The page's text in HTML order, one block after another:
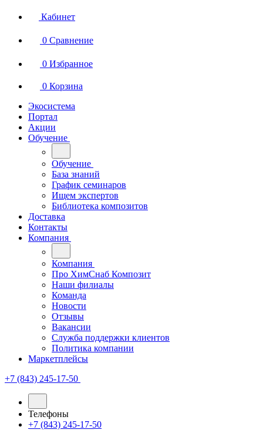
Кабинет
0 Сравнение
0 Избранное
0 Корзина
Экосистема
Портал
Акции
Обучение
Обучение
База знаний
График семинаров
Ищем экспертов
Библиотека композитов
Доставка
Контакты
Компания
Компания
Про ХимСнаб Композит
Наши филиалы
Команда
Новости
Отзывы
Вакансии
Служба поддержки клиентов
Политика компании
Маркетплейсы
+7 (843) 245-17-50
Телефоны
+7 (843) 245-17-50